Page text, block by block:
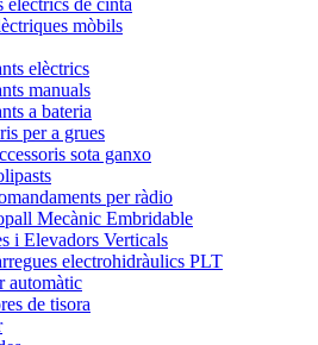
elèctrics de cinta
mòbils
elèctrics
manuals
a bateria
per a grues
sota ganxo
per ràdio
Mecànic Embridable
i Elevadors Verticals
electrohidràulics PLT
automàtic
de tisora